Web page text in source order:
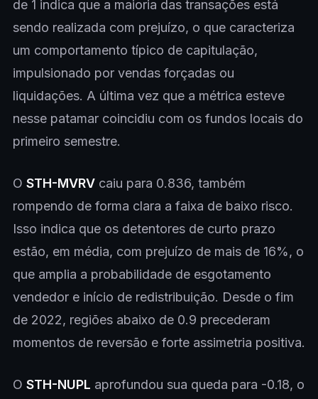
de 1 indica que a maioria das transações está
sendo realizada com prejuízo, o que caracteriza
um comportamento típico de capitulação,
impulsionado por vendas forçadas ou
liquidações. A última vez que a métrica esteve
nesse patamar coincidiu com os fundos locais do
primeiro semestre.
O STH-MVRV caiu para 0.836, também
rompendo de forma clara a faixa de baixo risco.
Isso indica que os detentores de curto prazo
estão, em média, com prejuízo de mais de 16%, o
que amplia a probabilidade de esgotamento
vendedor e início de redistribuição. Desde o fim
de 2022, regiões abaixo de 0.9 precederam
momentos de reversão e forte assimetria positiva.
O STH-NUPL aprofundou sua queda para -0.18, o